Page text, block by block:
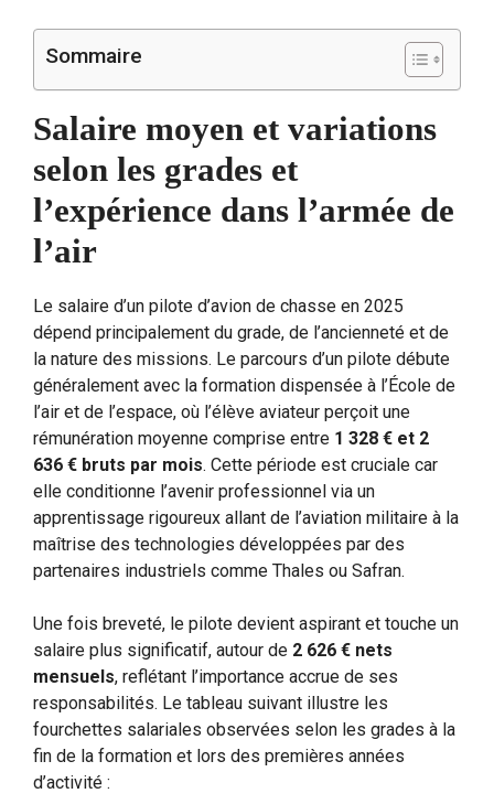
Sommaire
Salaire moyen et variations
selon les grades et
l’expérience dans l’armée de
l’air
Le salaire d’un pilote d’avion de chasse en 2025
dépend principalement du grade, de l’ancienneté et de
la nature des missions. Le parcours d’un pilote débute
généralement avec la formation dispensée à l’École de
l’air et de l’espace, où l’élève aviateur perçoit une
rémunération moyenne comprise entre 1 328 € et 2
636 € bruts par mois. Cette période est cruciale car
elle conditionne l’avenir professionnel via un
apprentissage rigoureux allant de l’aviation militaire à la
maîtrise des technologies développées par des
partenaires industriels comme Thales ou Safran.
Une fois breveté, le pilote devient aspirant et touche un
salaire plus significatif, autour de 2 626 € nets
mensuels, reflétant l’importance accrue de ses
responsabilités. Le tableau suivant illustre les
fourchettes salariales observées selon les grades à la
fin de la formation et lors des premières années
d’activité :